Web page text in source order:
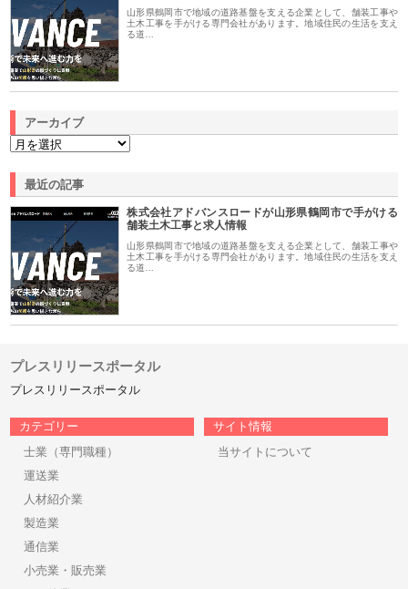
山形県鶴岡市で地域の道路基盤を支える企業として、舗装工事や
土木工事を手がける専門会社があります。地域住民の生活を支え
る道…
アーカイブ
最近の記事
株式会社アドバンスロードが山形県鶴岡市で手がける
舗装土木工事と求人情報
山形県鶴岡市で地域の道路基盤を支える企業として、舗装工事や
土木工事を手がける専門会社があります。地域住民の生活を支え
る道…
プレスリリースポータル
プレスリリースポータル
カテゴリー
士業（専門職種）
運送業
人材紹介業
製造業
通信業
小売業・販売業
サイト情報
当サイトについて